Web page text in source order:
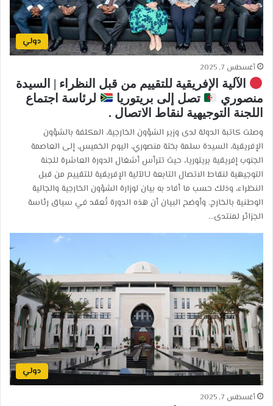
دولي
أغسطس 7, 2025
الآلية الإفريقية للتقييم من قبل النظراء | السيدة
منصوري
تصل إلى بريتوريا
لرئاسة اجتماع
اللجنة التوجيهية لنقاط الاتصال .
وصلت كاتبة الدولة لدى وزير الشؤون الخارجية، المكلفة بالشؤون
الإفريقية، السيدة سلمة بختة منصوري، اليوم الخميس، إلى العاصمة
الجنوب إفريقية بريتوريا، حيث تترأس أشغال الدورة العاشرة للجنة
التوجيهية لنقاط الاتصال التابعة لـالآلية الإفريقية للتقييم من قبل
النظراء، وذلك حسب ما أفاد به بيان لوزارة الشؤون الخارجية والجالية
الوطنية بالخارج. وأوضح البيان أن هذه الدورة تُعقد في سياق رئاسة
الجزائر لمنتدى…
دولي
أغسطس 7, 2025